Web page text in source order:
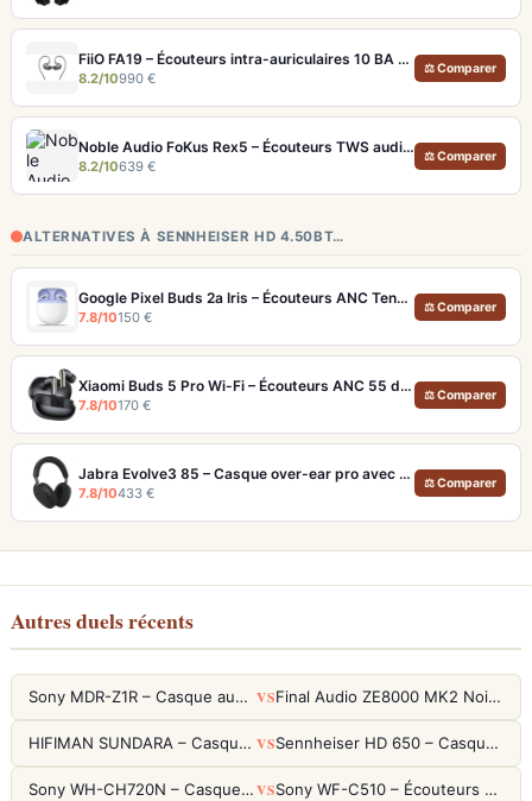
FiiO FA19 – Écouteurs intra-auriculaires 10 BA Knowles avec technologie S.Turbo
8.2/10990 €
⚖ Comparer
Noble Audio FoKus Rex5 – Écouteurs TWS audiophiles tribrides
8.2/10639 €
⚖ Comparer
ALTERNATIVES À SENNHEISER HD 4.50BT…
Google Pixel Buds 2a Iris – Écouteurs ANC Tensor A1 et IP54
7.8/10150 €
⚖ Comparer
Xiaomi Buds 5 Pro Wi-Fi – Écouteurs ANC 55 dB avec triple driver hybride
7.8/10170 €
⚖ Comparer
Jabra Evolve3 85 – Casque over-ear pro avec micro IA et autonomie 120h
7.8/10433 €
⚖ Comparer
Autres duels récents
Sony MDR-Z1R – Casque audiophile fermé haute résolution VS Final Audio ZE8000 MK2 Noir – Écouteurs True Wireless audiophiles 8K Sound
HIFIMAN SUNDARA – Casque Planar Magnetic Ouvert Over-Ear Audiophile VS Sennheiser HD 650 – Casque audiophile ouvert pour l'écoute analytique
Sony WH-CH720N – Casque ANC 35h, Ultra-léger (192g) avec Processeur V1 VS Sony WF-C510 – Écouteurs True Wireless compacts, autonomie 22h et multipoint